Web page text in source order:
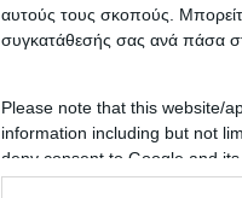
αυτούς τους σκοπούς.
συγκατάθεσής σας ανά πάσα
Please note that this website/
information including but not
deny consent to Google and
in below Google consent